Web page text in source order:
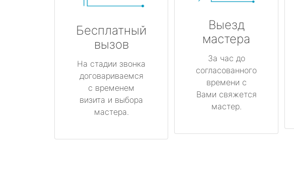
Бесплатный
вызов
На стадии звонка
договариваемся
с временем
визита и выбора
мастера.
Выезд
мастера
За час до
согласованного
времени с
Вами свяжется
мастер.